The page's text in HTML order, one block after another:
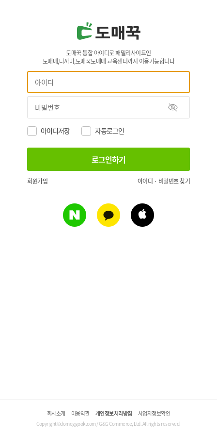
도매꾹 통합 아이디로 패밀리사이트인
도매매,나까마,도매꾹도매매 교육센터까지 이용가능합니다
아이디저장 자동로그인
회원가입 아이디 · 비밀번호 찾기
회사소개 이용약관 개인정보처리방침 사업자정보확인
Copyright©domeggook.com / G&G Commerce, Ltd. All rights reserved.